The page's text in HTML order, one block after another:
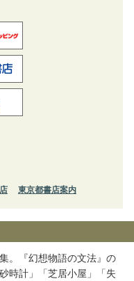
東京都書店案内
。『幻想物語の文法』の
時計」「芝居小屋」「失